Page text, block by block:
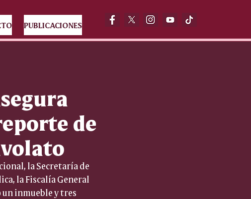
PUBLICACIONES
de
la Secretaría de
la Fiscalía General
un inmueble y tres